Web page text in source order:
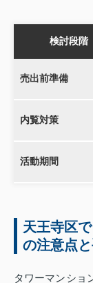
検討段階
売出前準備
内覧対策
活動期間
天王寺区
の注意点
タワーマンショ